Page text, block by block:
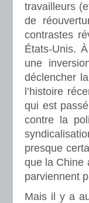
travailleurs
de
contrastes
États-Unis.
une
déclencher
l’histoire
qui est
contre la
presque
que la Chine
parviennent
Mais il y a